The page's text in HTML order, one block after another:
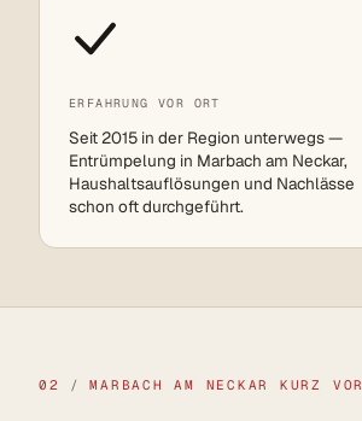
ERFAHRUNG VOR ORT
Seit 2015 in der Region unterwegs —
Entrümpelung in Marbach am Neckar,
Haushaltsauflösungen und Nachlässe
schon oft durchgeführt.
02 / MARBACH AM NECKAR KURZ